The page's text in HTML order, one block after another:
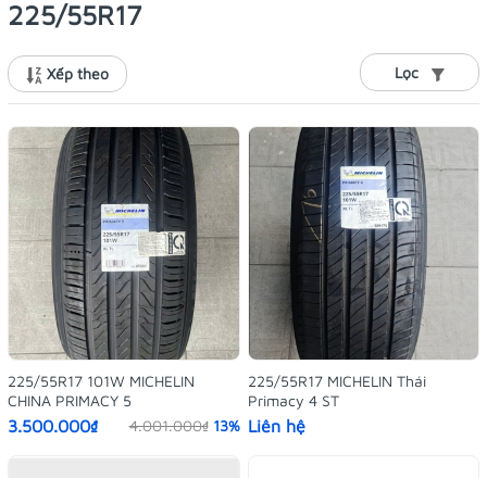
225/55R17
Xếp theo Lọc
225/55R17 101W MICHELIN
CHINA PRIMACY 5
3.500.000₫ 4.001.000₫ 13%
225/55R17 MICHELIN Thái
Primacy 4 ST
Liên hệ